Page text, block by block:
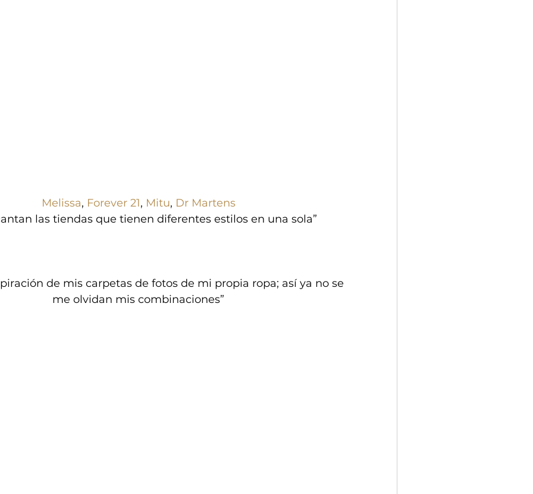
Melissa, Forever 21, Mitu, Dr Martens
las tiendas que tienen diferentes estilos en una sola”
de mis carpetas de fotos de mi propia ropa; así ya no se
me olvidan mis combinaciones”